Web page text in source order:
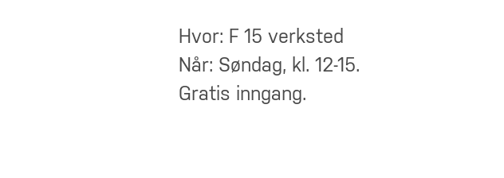
Hvor: F 15 verksted
Når: Søndag, kl. 12-15.
Gratis inngang.